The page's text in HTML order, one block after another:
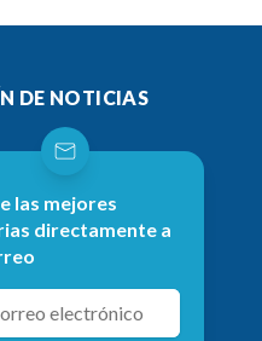
DE NOTICIAS
las mejores
directamente a